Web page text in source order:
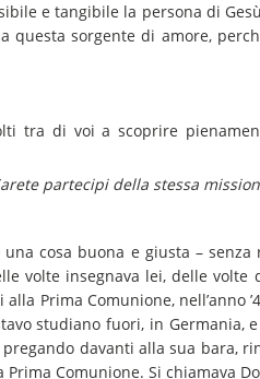
e tangibile la persona di
sorgente di amore,
tra di voi a scoprire
partecipi della stessa
cosa buona e giusta –
volte insegnava lei, delle
Prima Comunione, nell’anno
studiano fuori, in
davanti alla sua bara,
Comunione. Si chiamava